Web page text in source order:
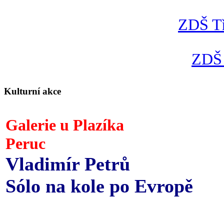
ZDŠ
Kulturní akce
Galerie u Plazíka
Peruc
Vladimír Petrů
Sólo na kole po Evropě